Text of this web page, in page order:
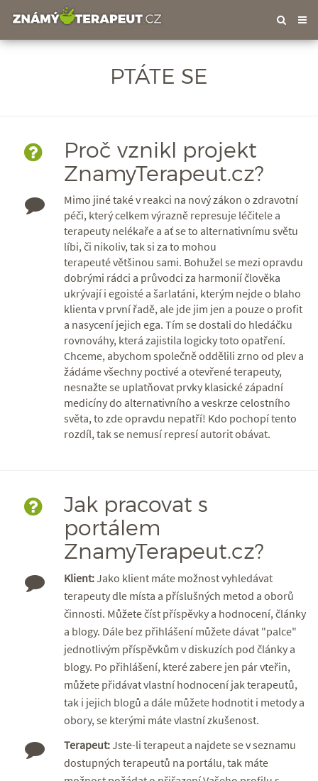
PTÁTE SE
Proč vznikl projekt
ZnamyTerapeut.cz?
Mimo jiné také v reakci na nový zákon o zdravotní
péči, který celkem výrazně represuje léčitele a
terapeuty nelékaře a ať se to alternativnímu světu
líbi, či nikoliv, tak si za to mohou
terapeuté většinou sami. Bohužel se mezi opravdu
dobrými rádci a průvodci za harmonií člověka
ukrývají i egoisté a šarlatáni, kterým nejde o blaho
klienta v první řadě, ale jde jim jen a pouze o profit
a nasycení jejich ega. Tím se dostali do hledáčku
rovnováhy, která zajistila logicky toto opatření.
Chceme, abychom společně oddělili zrno od plev a
žádáme všechny poctivé a otevřené terapeuty,
nesnažte se uplatňovat prvky klasické západní
medicíny do alternativního a veskrze celostního
světa, to zde opravdu nepatří! Kdo pochopí tento
rozdíl, tak se nemusí represí autorit obávat.
Jak pracovat s
portálem
ZnamyTerapeut.cz?
Klient:Jako klient máte možnost vyhledávat
terapeuty dle místa a příslušných metod a oborů
činnosti. Můžete číst příspěvky a hodnocení, články
a blogy. Dále bez přihlášení můžete dávat "palce"
jednotlivým příspěvkům v diskuzích pod články a
blogy. Po přihlášení, které zabere jen pár vteřin,
můžete přidávat vlastní hodnocení jak terapeutů,
tak i jejich blogů a dále můžete hodnotit i metody a
obory, se kterými máte vlastní zkušenost.
Terapeut:Jste-li terapeut a najdete se v seznamu
dostupných terapeutů na portálu, tak máte